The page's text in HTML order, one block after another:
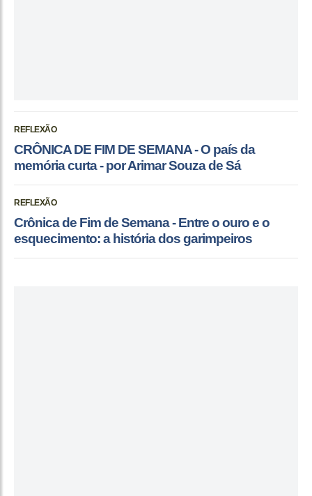
REFLEXÃO
CRÔNICA DE FIM DE SEMANA - O país da
memória curta - por Arimar Souza de Sá
REFLEXÃO
Crônica de Fim de Semana - Entre o ouro e o
esquecimento: a história dos garimpeiros